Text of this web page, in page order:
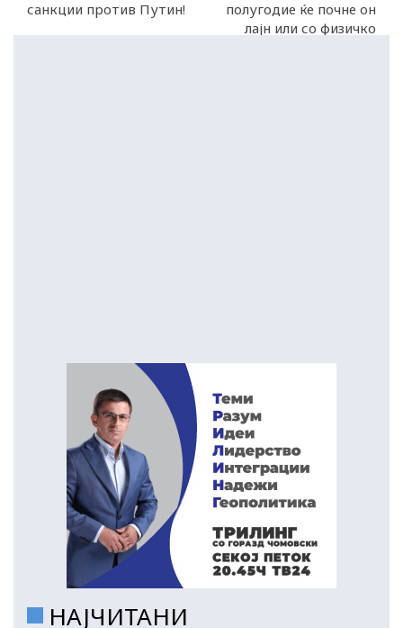
санкции против Путин!
полугодие ќе почне он
лајн или со физичко
НАЈЧИТАНИ